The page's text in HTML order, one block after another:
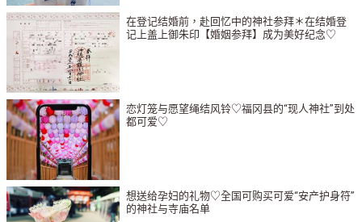
在登记结婚前，赴回忆中的神社参拜＊在结婚登
记上盖上御朱印【婚姻参拜】成为美好纪念♡
恋灯笼与愿望绳结风铃♡福冈县的“现人神社”到处
都可爱♡
想送给孕妇的礼物♡全国可购买可爱“安产护身符”
的神社与寺庙名单